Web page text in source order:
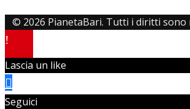
© 2026 PianetaBari. Tutti i diritti sono
Lascia un like
Seguici